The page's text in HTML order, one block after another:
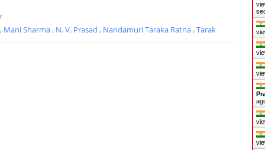
, Mani Sharma, N. V. Prasad , Nandamuri Taraka Ratna,Tarak